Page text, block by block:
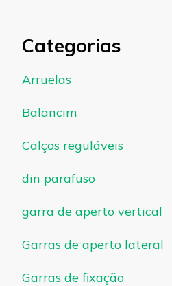
Categorias
Arruelas
Balancim
Calços reguláveis
din parafuso
garra de aperto vertical
Garras de aperto lateral
Garras de fixação